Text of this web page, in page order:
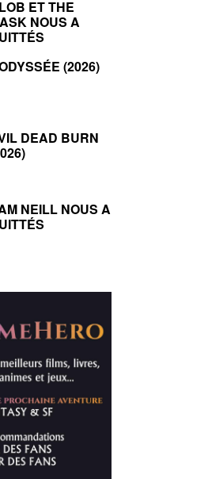
ET THE
NOUS A
(2026)
DEAD BURN
NEILL NOUS A